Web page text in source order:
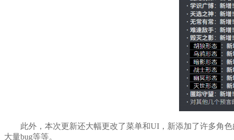
此外，本次更新还大幅更改了菜单和UI，新添加了许多角
大量bug等等。